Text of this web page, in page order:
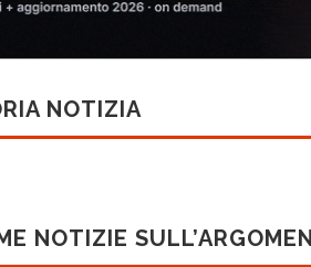
NOTIZIA
NOTIZIE